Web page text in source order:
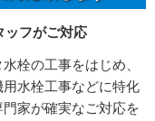
ッフがご対応
栓の工事をはじめ、
用水栓工事などに特化
門家が確実なご対応を